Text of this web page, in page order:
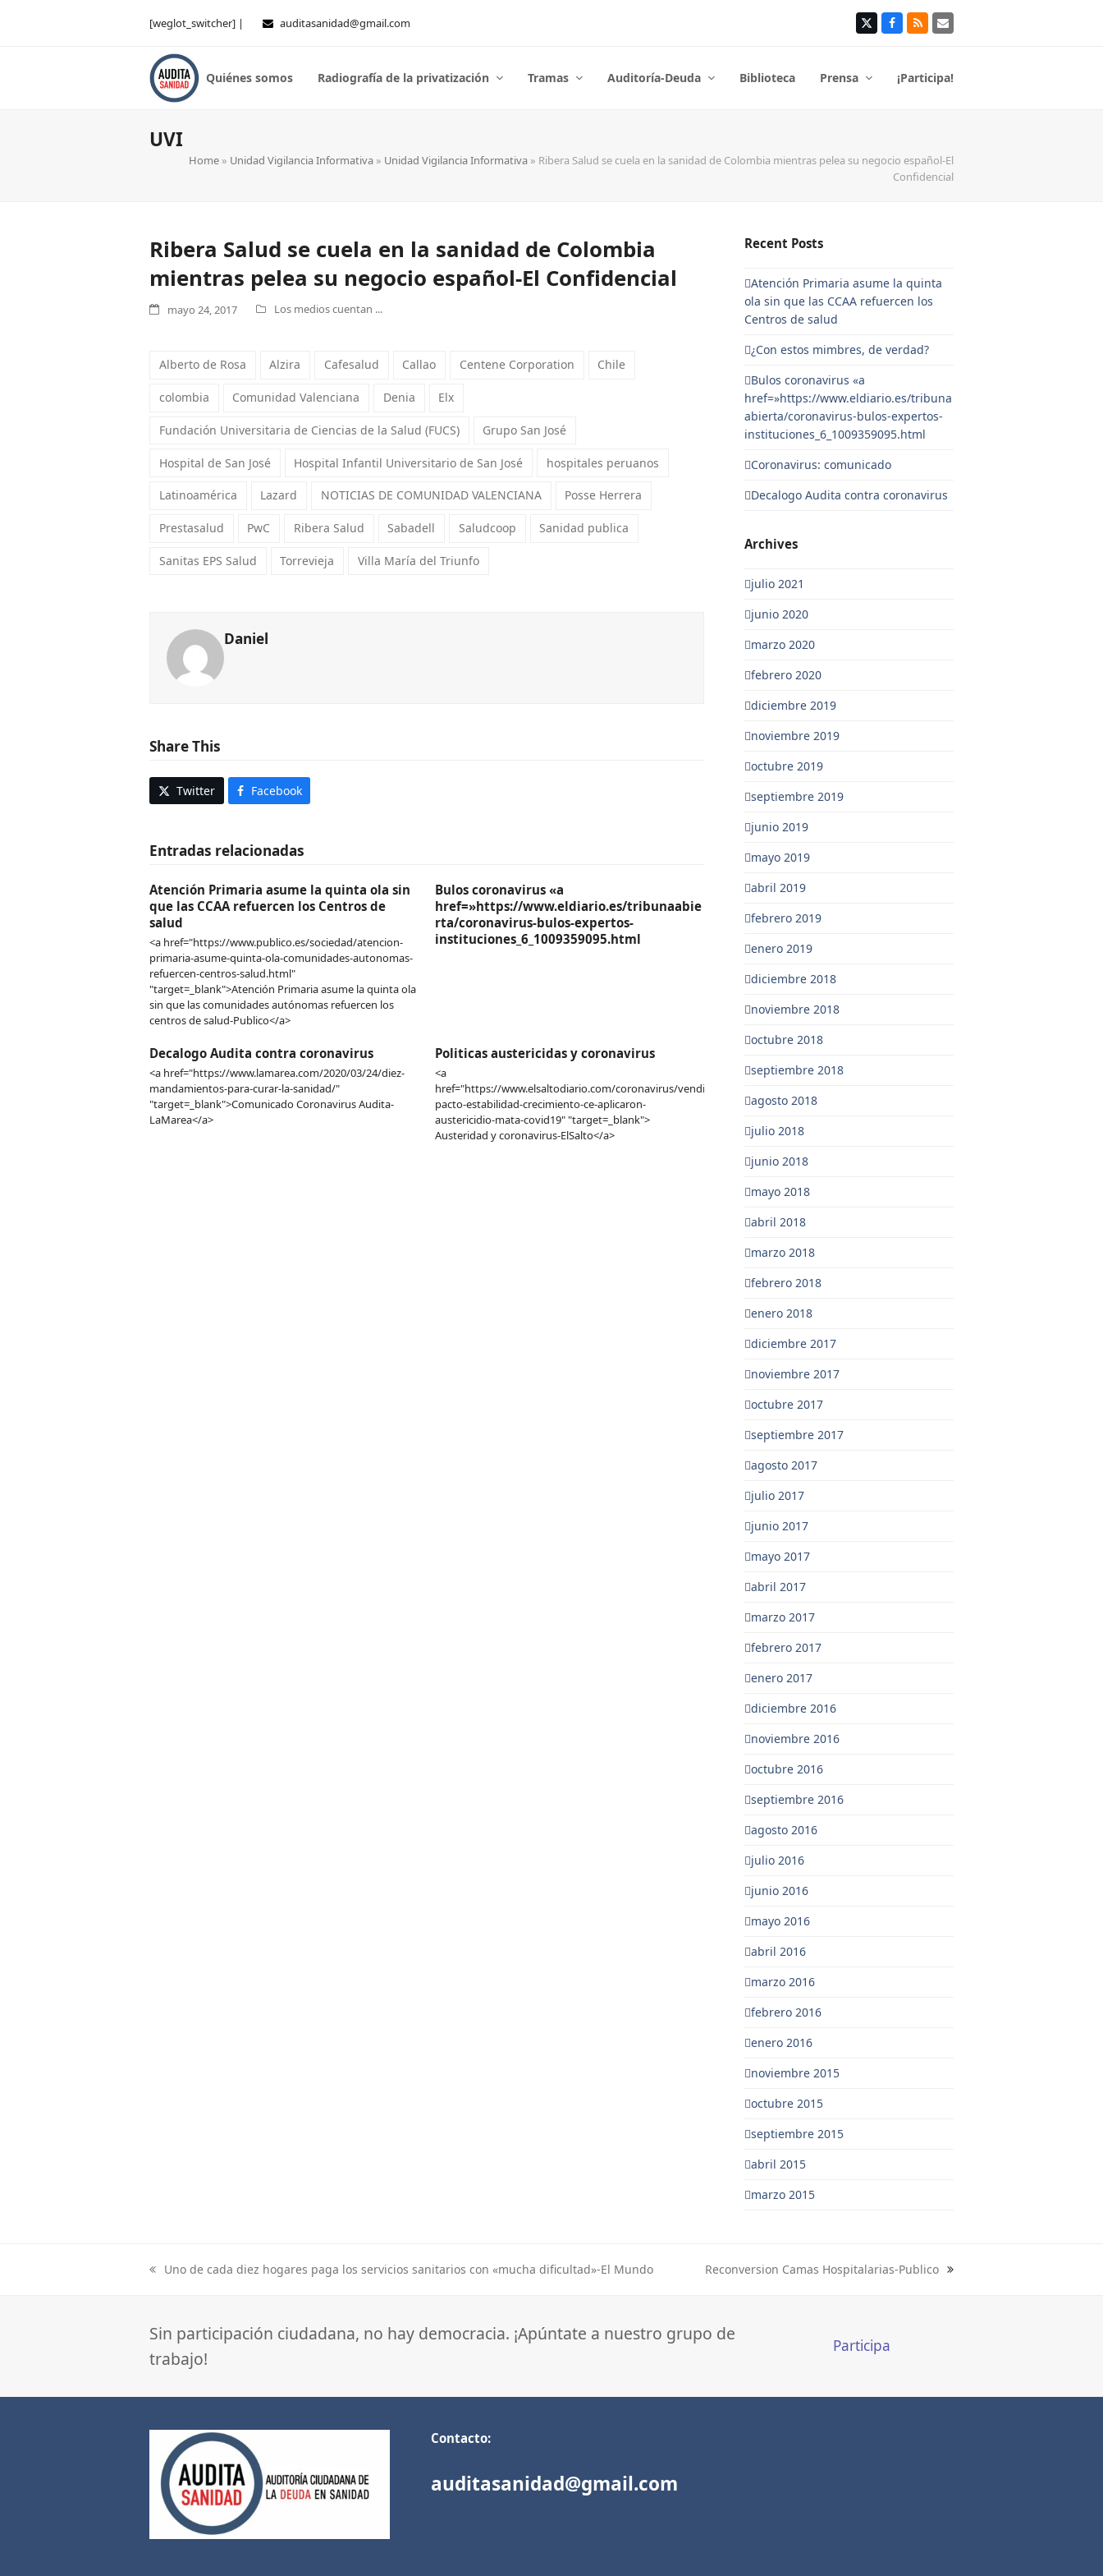
[weglot_switcher] | auditasanidad@gmail.com TwitterFacebook
RSS Correo
Quiénes somos Radiografía de la privatización Tramas Auditoría-Deuda Biblioteca Prensa ¡Participa!
UVI
Home » Unidad Vigilancia Informativa » Unidad Vigilancia Informativa » Ribera Salud se cuela en la sanidad de Colombia mientras pelea su negocio español-El
Confidencial
Ribera Salud se cuela en la sanidad de Colombia
mientras pelea su negocio español-El Confidencial
mayo 24, 2017 Los medios cuentan ...
Alberto de Rosa Alzira Cafesalud Callao Centene Corporation Chile
colombia Comunidad Valenciana Denia Elx
Fundación Universitaria de Ciencias de la Salud (FUCS) Grupo San José
Hospital de San José Hospital Infantil Universitario de San José hospitales peruanos
Latinoamérica Lazard NOTICIAS DE COMUNIDAD VALENCIANA Posse Herrera
Prestasalud PwC Ribera Salud Sabadell Saludcoop Sanidad publica
Sanitas EPS Salud Torrevieja Villa María del Triunfo
Daniel
Share This
Twitter Facebook
Entradas relacionadas
Atención Primaria asume la quinta ola sin
que las CCAA refuercen los Centros de
salud
<a href="https://www.publico.es/sociedad/atencion-
primaria-asume-quinta-ola-comunidades-autonomas-
refuercen-centros-salud.html"
"target=_blank">Atención Primaria asume la quinta ola
sin que las comunidades autónomas refuercen los
centros de salud-Publico</a>
Bulos coronavirus «a
href=»https://www.eldiario.es/tribunaabie
rta/coronavirus-bulos-expertos-
instituciones_6_1009359095.html
Decalogo Audita contra coronavirus
<a href="https://www.lamarea.com/2020/03/24/diez-
mandamientos-para-curar-la-sanidad/"
"target=_blank">Comunicado Coronavirus Audita-
LaMarea</a>
Politicas austericidas y coronavirus
<a
href="https://www.elsaltodiario.com/coronavirus/vendieron-
pacto-estabilidad-crecimiento-ce-aplicaron-
austericidio-mata-covid19" "target=_blank">
Austeridad y coronavirus-ElSalto</a>
Recent Posts
Atención Primaria asume la quinta
ola sin que las CCAA refuercen los
Centros de salud
¿Con estos mimbres, de verdad?
Bulos coronavirus «a
href=»https://www.eldiario.es/tribuna
abierta/coronavirus-bulos-expertos-
instituciones_6_1009359095.html
Coronavirus: comunicado
Decalogo Audita contra coronavirus
Archives
julio 2021
junio 2020
marzo 2020
febrero 2020
diciembre 2019
noviembre 2019
octubre 2019
septiembre 2019
junio 2019
mayo 2019
abril 2019
febrero 2019
enero 2019
diciembre 2018
noviembre 2018
octubre 2018
septiembre 2018
agosto 2018
julio 2018
junio 2018
mayo 2018
abril 2018
marzo 2018
febrero 2018
enero 2018
diciembre 2017
noviembre 2017
octubre 2017
septiembre 2017
agosto 2017
julio 2017
junio 2017
mayo 2017
abril 2017
marzo 2017
febrero 2017
enero 2017
diciembre 2016
noviembre 2016
octubre 2016
septiembre 2016
agosto 2016
julio 2016
junio 2016
mayo 2016
abril 2016
marzo 2016
febrero 2016
enero 2016
noviembre 2015
octubre 2015
septiembre 2015
abril 2015
marzo 2015
previous
Uno de cada diez hogares paga los servicios sanitarios con «mucha dificultad»-El Mundo
Reconversion Camas Hospitalarias-Publico
Sin participación ciudadana, no hay democracia. ¡Apúntate a nuestro grupo de
trabajo!
Participa
Contacto:
auditasanidad@gmail.com